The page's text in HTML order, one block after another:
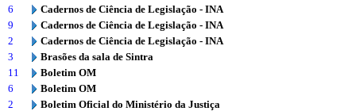
6
Cadernos de Ciência de Legislação - INA
9
Cadernos de Ciência de Legislação - INA
2
Cadernos de Ciência de Legislação - INA
3
Brasões da sala de Sintra
11
Boletim OM
6
Boletim OM
2
Boletim Oficial do Ministério da Justiça